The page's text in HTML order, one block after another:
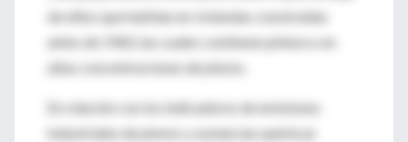
de niños que habitan en viviendas construidas
antes de 1960, las cuales contienen pintura con
altas concentraciones de plomo.
En relación con los indicadores de emisiones
industriales de plomo y sustancias químicas